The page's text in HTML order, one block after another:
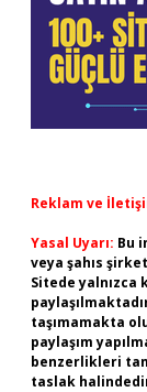
Reklam ve
Yasal Uyarı: Bu
veya şahıs
Sitede yalnızca
taşımamakta
paylaşım
benzerlikleri
taslak